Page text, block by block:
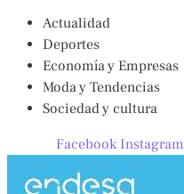
Actualidad
Deportes
Economía y Empresas
Moda y Tendencias
Sociedad y cultura
Facebook Instagram